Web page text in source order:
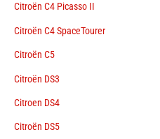
Citroën C4 Picasso II
Citroën C4 SpaceTourer
Citroën C5
Citroën DS3
Citroen DS4
Citroën DS5